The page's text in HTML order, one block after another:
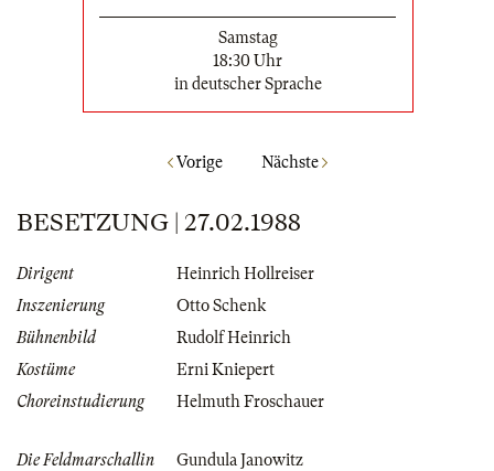
Samstag
18:30 Uhr
in deutscher Sprache
Vorige Nächste
BESETZUNG | 27.02.1988
Dirigent
Heinrich Hollreiser
Inszenierung
Otto Schenk
Bühnenbild
Rudolf Heinrich
Kostüme
Erni Kniepert
Choreinstudierung
Helmuth Froschauer
Die Feldmarschallin
Gundula Janowitz